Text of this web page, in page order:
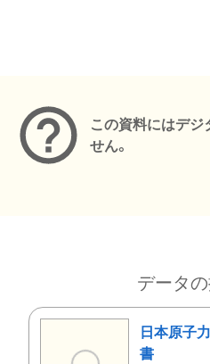
この資料にはデジ
せん。
データ
日本原子
書